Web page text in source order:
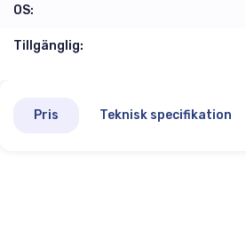
OS:
Tillgänglig:
Pris Teknisk specifikation